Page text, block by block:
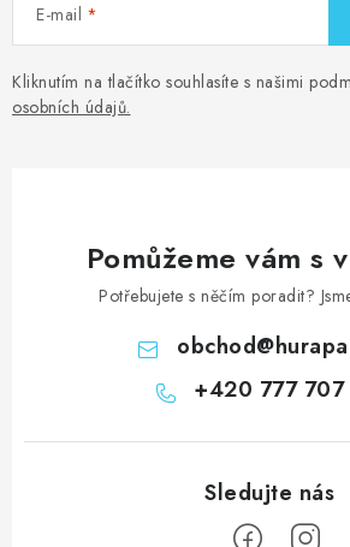
E-mail
Kliknutím na tlačítko souhlasíte s našimi
osobních údajů.
Pomůžeme vám s
Potřebujete s něčím poradit?
obchod@
+420 777 707